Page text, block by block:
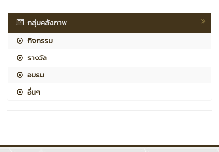
กลุ่มคลังภาพ
กิจกรรม
รางวัล
อบรม
อื่นๆ